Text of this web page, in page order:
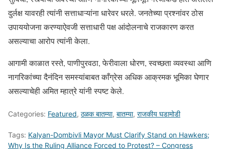
दुर्लक्ष यावरही त्यांनी सत्ताधाऱ्यांना धारेवर धरले. जनतेच्या प्रश्नांवर ठोस
उपाययोजना करण्याऐवजी सत्ताधारी पक्ष आंदोलनाचे राजकारण करत
असल्याचा आरोप त्यांनी केला.
आगामी काळात रस्ते, पाणीपुरवठा, फेरीवाला धोरण, स्वच्छता व्यवस्था आणि
नागरिकांच्या दैनंदिन समस्यांबाबत काँग्रेस अधिक आक्रमक भूमिका घेणार
असल्याचेही अमित म्हात्रे यांनी स्पष्ट केले.
Categories: Featured, ठळक बातम्या, बातम्या, राजकीय घडामोडी
Tags: Kalyan-Dombivli Mayor Must Clarify Stand on Hawkers;
Why Is the Ruling Alliance Forced to Protest? – Congress